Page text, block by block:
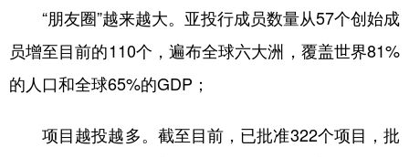
“朋友圈”越来越大。亚投行成员数量从57个创始成
员增至目前的110个，遍布全球六大洲，覆盖世界81%
的人口和全球65%的GDP；
项目越投越多。截至目前，已批准322个项目，批